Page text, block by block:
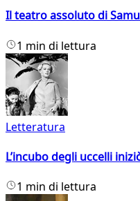
Il teatro assoluto di
1 min di lettura
Letteratura
L’incubo degli uccelli
1 min di lettura